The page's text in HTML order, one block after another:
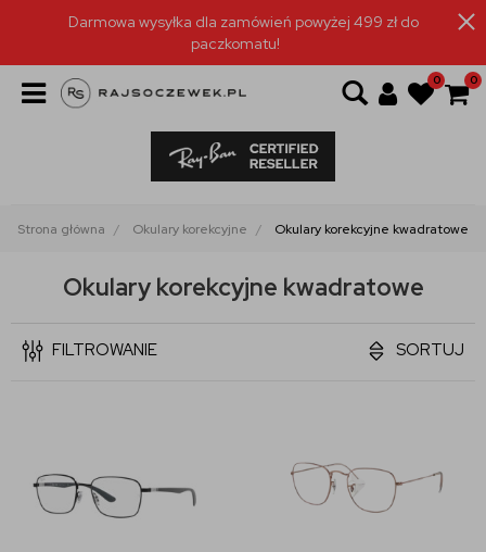
Darmowa wysyłka dla zamówień powyżej 499 zł do
paczkomatu!
0 0
Strona główna Okulary korekcyjne Okulary korekcyjne kwadratowe
Okulary korekcyjne kwadratowe
FILTROWANIE SORTUJ